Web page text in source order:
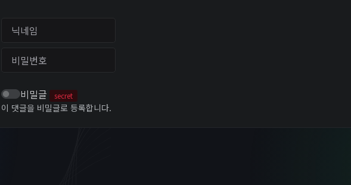
닉네임
비밀번호
비밀글 secret
이 댓글을 비밀글로 등록합니다.